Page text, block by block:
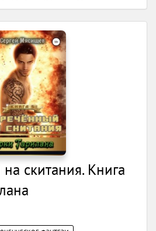
скитания. Книга